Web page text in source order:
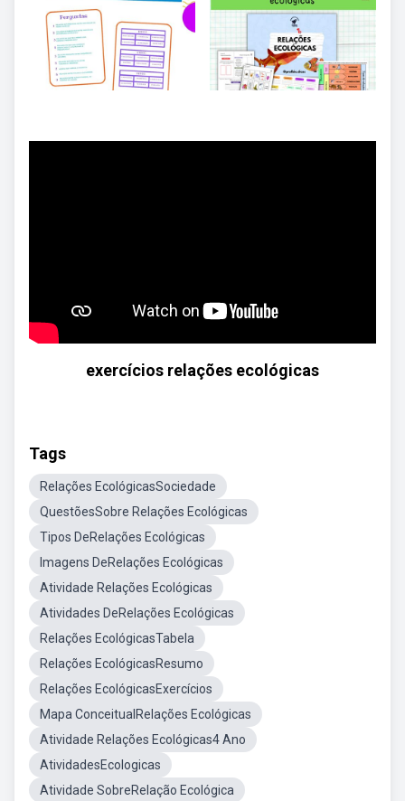
exercícios relações ecológicas
Tags
Relações EcológicasSociedade
QuestõesSobre Relações Ecológicas
Tipos DeRelações Ecológicas
Imagens DeRelações Ecológicas
Atividade Relações Ecológicas
Atividades DeRelações Ecológicas
Relações EcológicasTabela
Relações EcológicasResumo
Relações EcológicasExercícios
Mapa ConceitualRelações Ecológicas
Atividade Relações Ecológicas4 Ano
AtividadesEcologicas
Atividade SobreRelação Ecológica